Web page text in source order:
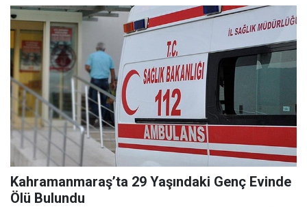
Kahramanmaraş’ta 29 Yaşındaki Genç Evinde
Ölü Bulundu